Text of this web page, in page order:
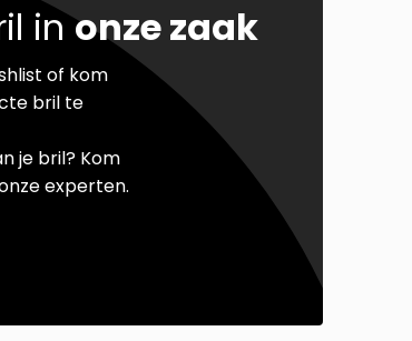
inonze zaak
of kom
bril te
je bril? Kom
experten.